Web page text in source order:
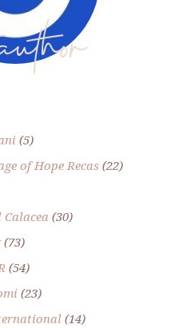
(5)
of Hope Recas (22)
Calacea (30)
(73)
(54)
(23)
(14)